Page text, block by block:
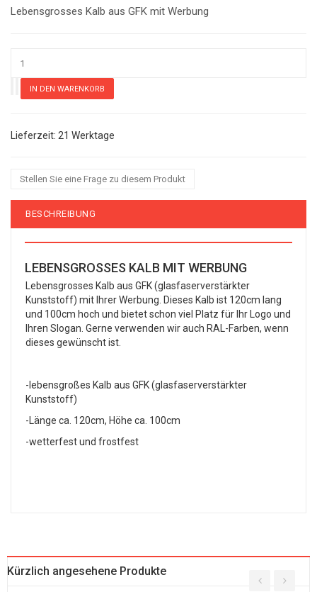
Lebensgrosses Kalb aus GFK mit Werbung
21 Werktage
Stellen Sie eine Frage zu diesem Produkt
BESCHREIBUNG
LEBENSGROSSES KALB MIT WERBUNG
Lebensgrosses Kalb aus GFK (glasfaserverstärkter
Kunststoff) mit Ihrer Werbung. Dieses Kalb ist 120cm lang
und 100cm hoch und bietet schon viel Platz für Ihr Logo und
Ihren Slogan. Gerne verwenden wir auch RAL-Farben, wenn
dieses gewünscht ist.
-lebensgroßes Kalb aus GFK (glasfaserverstärkter
Kunststoff)
-Länge ca. 120cm, Höhe ca. 100cm
-wetterfest und frostfest
Kürzlich angesehene Produkte